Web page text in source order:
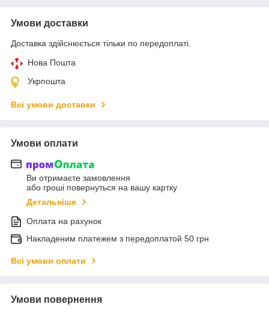
Умови доставки
Доставка здійснюється тільки по передоплаті.
Нова Пошта
Укрпошта
Всі умови доставки
Умови оплати
Ви отримаєте замовлення
або гроші повернуться на вашу картку
Детальніше
Оплата на рахунок
Накладеним платежем з передоплатой 50 грн
Всі умови оплати
Умови повернення